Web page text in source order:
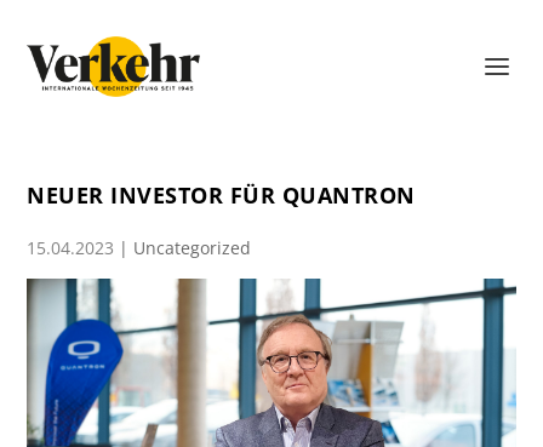
NEUER INVESTOR FÜR QUANTRON
15.04.2023 | Uncategorized